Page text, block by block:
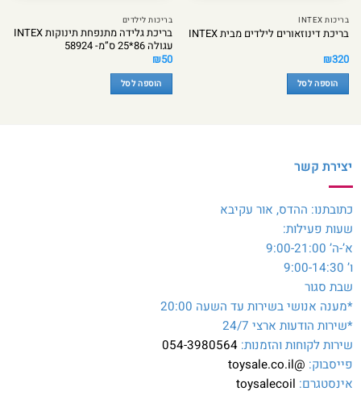
בריכות INTEX
בריכת דינוזאורים לילדים מבית INTEX
₪320
הוספה לסל
בריכות לילדים
בריכת גלידה מתנפחת תינוקות INTEX
עגולה 86*25 ס”מ- 58924
₪50
הוספה לסל
יצירת קשר
כתובתנו: ההדס, אור עקיבא
שעות פעילות:
א’-ה’ 9:00-21:00
ו’ 9:00-14:30
שבת סגור
*מענה אנושי בשירות עד השעה 20:00
*שירות הודעות ארצי 24/7
שירות לקוחות והזמנות: 054-3980564
פייסבוק: @toysale.co.il
אינסטגרם: toysalecoil